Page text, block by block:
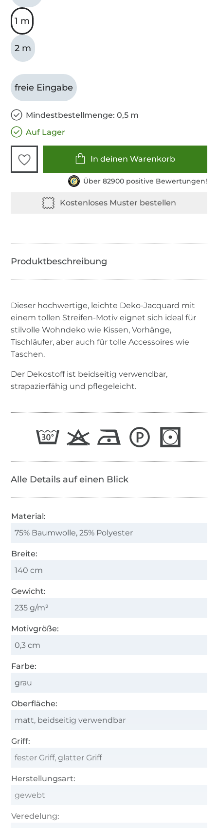
1 m
2 m
freie Eingabe
Mindestbestellmenge: 0,5 m
Auf Lager
In deinen Warenkorb
Über 82900 positive Bewertungen!
Dieser hochwertige, leichte Deko-Jacquard mit
einem tollen Streifen-Motiv eignet sich ideal für
stilvolle Wohndeko wie Kissen, Vorhänge,
Tischläufer, aber auch für tolle Accessoires wie
Taschen.
Der Dekostoff ist beidseitig verwendbar,
strapazierfähig und pflegeleicht.
Alle Details auf einen Blick
Material:
75% Baumwolle, 25% Polyester
Breite:
140 cm
Gewicht:
235 g/m²
Motivgröße:
0,3 cm
Farbe:
grau
Oberfläche:
matt, beidseitig verwendbar
Griff:
fester Griff, glatter Griff
Herstellungsart:
gewebt
Veredelung: